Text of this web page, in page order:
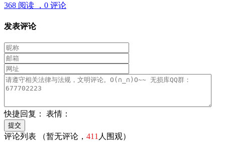
368 阅读 ， 0 评论
发表评论
快捷回复： 表情：
评论列表 （暂无评论， 411 人围观）